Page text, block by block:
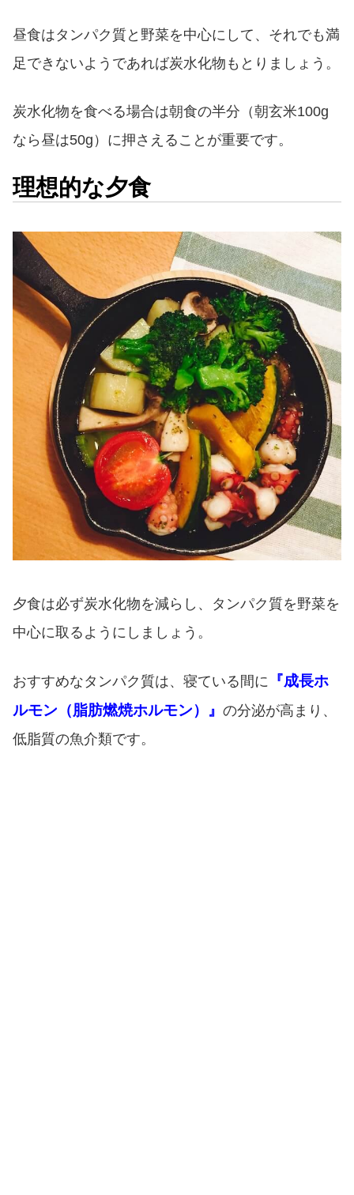
昼食はタンパク質と野菜を中心にして、それでも満
足できないようであれば炭水化物もとりましょう。
炭水化物を食べる場合は朝食の半分（朝玄米100g
なら昼は50g）に押さえることが重要です。
理想的な夕食
夕食は必ず炭水化物を減らし、タンパク質を野菜を
中心に取るようにしましょう。
おすすめなタンパク質は、寝ている間に 『成長ホ
ルモン（脂肪燃焼ホルモン）』 の分泌が高まり、
低脂質の魚介類です。